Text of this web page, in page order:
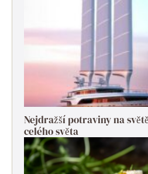
Nejdražší potraviny na
celého světa